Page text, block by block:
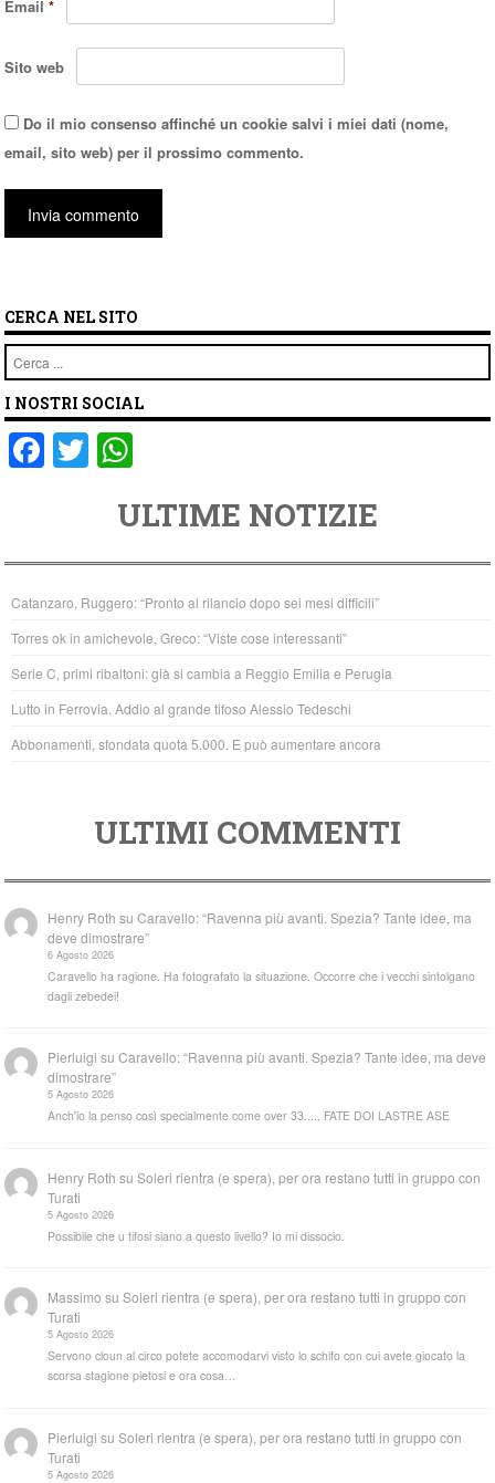
Email*
Sito web
Do il mio consenso affinché un cookie salvi i miei dati (nome,
email, sito web) per il prossimo commento.
CERCA NEL SITO
Cerca
I NOSTRI SOCIAL
F
a
e
b
o
o
k
T
wi
er
at
s
A
p
p
ULTIME NOTIZIE
Catanzaro, Ruggero: “Pronto al rilancio dopo sei mesi difficili”
Torres ok in amichevole, Greco: “Viste cose interessanti”
Serie C, primi ribaltoni: già si cambia a Reggio Emilia e Perugia
Lutto in Ferrovia. Addio al grande tifoso Alessio Tedeschi
Abbonamenti, sfondata quota 5.000. E può aumentare ancora
ULTIMI COMMENTI
Henry Roth suCaravello: “Ravenna più avanti. Spezia? Tante idee, ma
deve dimostrare”
6 Agosto 2026
Caravello ha ragione. Ha fotografato la situazione. Occorre che i vecchi sintolgano
dagli zebedei!
Pierluigi suCaravello: “Ravenna più avanti. Spezia? Tante idee, ma deve
dimostrare”
5 Agosto 2026
Anch'io la penso così specialmente come over 33..... FATE DOI LASTRE ASE
Henry Roth suSoleri rientra (e spera), per ora restano tutti in gruppo con
Turati
5 Agosto 2026
Possibile che u tifosi siano a questo livello? Io mi dissocio.
Massimo suSoleri rientra (e spera), per ora restano tutti in gruppo con
Turati
5 Agosto 2026
Servono cloun al circo potete accomodarvi visto lo schifo con cui avete giocato la
scorsa stagione pietosi e ora cosa…
Pierluigi suSoleri rientra (e spera), per ora restano tutti in gruppo con
Turati
5 Agosto 2026